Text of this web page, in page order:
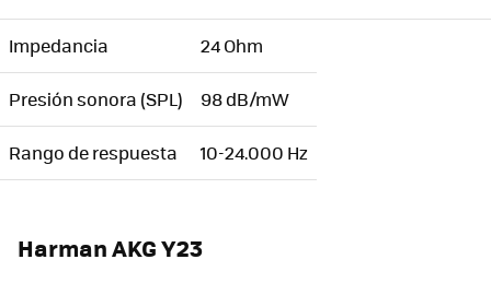
Impedancia 24 Ohm
Presión sonora (SPL) 98 dB/mW
Rango de respuesta 10-24.000 Hz
Harman AKG Y23